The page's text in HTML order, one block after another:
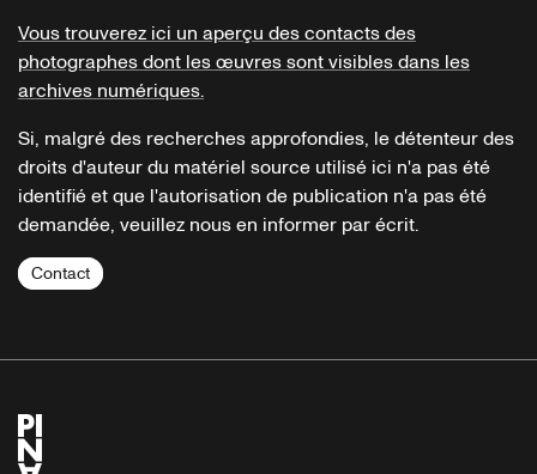
Vous trouverez ici un aperçu des contacts des
photographes dont les œuvres sont visibles dans les
archives numériques.
Si, malgré des recherches approfondies, le détenteur des
droits d'auteur du matériel source utilisé ici n'a pas été
identifié et que l'autorisation de publication n'a pas été
demandée, veuillez nous en informer par écrit.
Contact